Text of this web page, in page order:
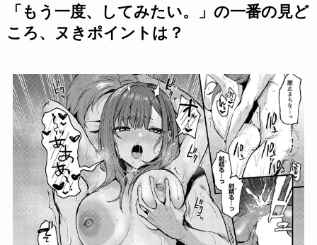
「 もう一度、してみたい。
」の一番の見ど
ころ、ヌきポイントは？